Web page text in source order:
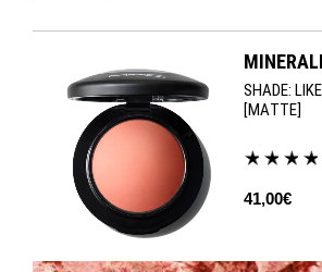
Skinfinish, with four complementary shades
and M∙A∙C Multi-Mineral Complex grace
that rapturous, skin-enhancing effects hold
Divinely designed or a trick of the light? Just
these shades are celestially-sent.
SHADE:
[MATTE]
41,00€